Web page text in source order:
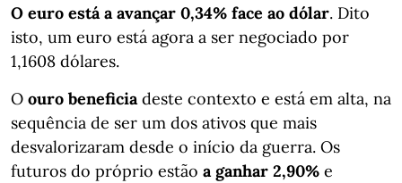
O euro está a avançar 0,34% face ao dólar. Dito
isto, um euro está agora a ser negociado por
1,1608 dólares.
O ouro beneficia deste contexto e está em alta, na
sequência de ser um dos ativos que mais
desvalorizaram desde o início da guerra. Os
futuros do próprio estão a ganhar 2,90% e